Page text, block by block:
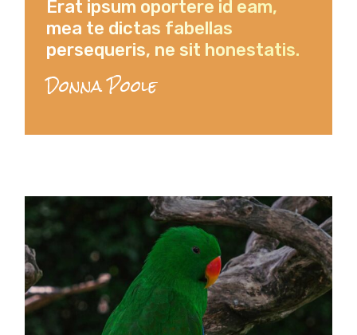
Erat ipsum oportere id eam,
mea te dictas fabellas
persequeris, ne sit honestatis.
Donna Poole